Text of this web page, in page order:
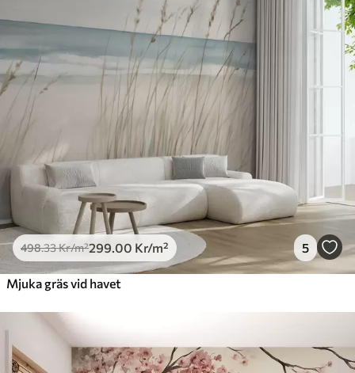
498.33Kr/m²299 .00 Kr/m² 5
Mjuka gräs vid havet